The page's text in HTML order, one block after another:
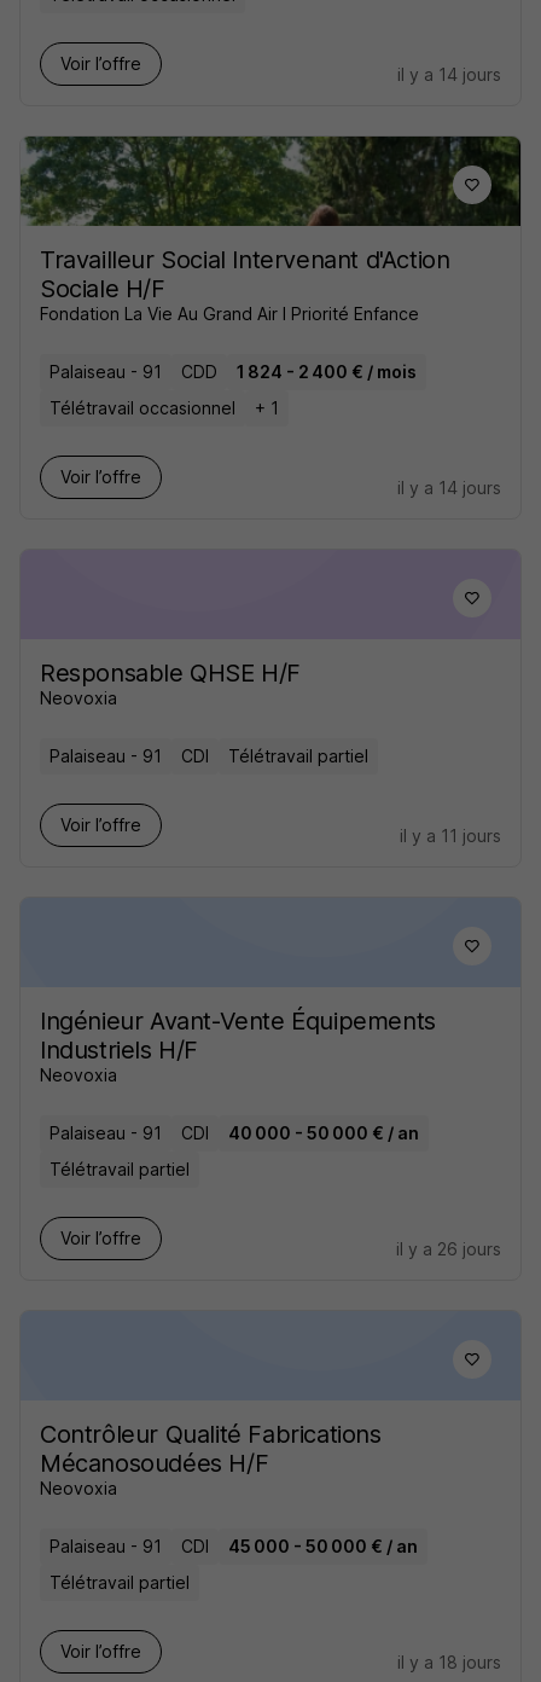
Voir l’offre
il y a 14 jours
Travailleur Social Intervenant d'Action
Sociale H/F
Fondation La Vie Au Grand Air I Priorité Enfance
Palaiseau - 91 CDD
1 824 - 2 400 € / mois
Télétravail occasionnel
+ 1
Voir l’offre
il y a 14 jours
Responsable QHSE H/F
Neovoxia
Palaiseau - 91 CDI Télétravail partiel
Voir l’offre
il y a 11 jours
Ingénieur Avant-Vente Équipements
Industriels H/F
Neovoxia
Palaiseau - 91 CDI
40 000 - 50 000 € / an
Télétravail partiel
Voir l’offre
il y a 26 jours
Contrôleur Qualité Fabrications
Mécanosoudées H/F
Neovoxia
Palaiseau - 91 CDI
45 000 - 50 000 € / an
Télétravail partiel
Voir l’offre
il y a 18 jours